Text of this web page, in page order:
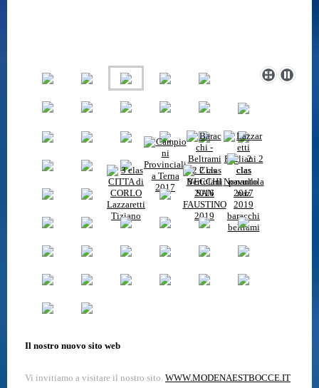
Il nostro nuovo sito web
Vi invitiamo a visitare il nostro sito. WWW.MODENAESTBOCCE.IT